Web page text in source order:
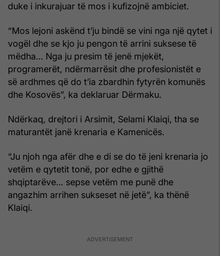
duke i inkurajuar të mos i kufizojnë ambiciet.
“Mos lejoni askënd t’ju bindë se vini nga një qytet i
vogël dhe se kjo ju pengon të arrini suksese të
mëdha… Nga ju presim të jenë mjekët,
programerët, ndërmarrësit dhe profesionistët e
së ardhmes që do t’ia zbardhin fytyrën komunës
dhe Kosovës”, ka deklaruar Dërmaku.
Ndërkaq, drejtori i Arsimit, Selami Klaiqi, tha se
maturantët janë krenaria e Kamenicës.
“Ju njoh nga afër dhe e di se do të jeni krenaria jo
vetëm e qytetit tonë, por edhe e gjithë
shqiptarëve… sepse vetëm me punë dhe
angazhim arrihen sukseset në jetë”, ka thënë
Klaiqi.